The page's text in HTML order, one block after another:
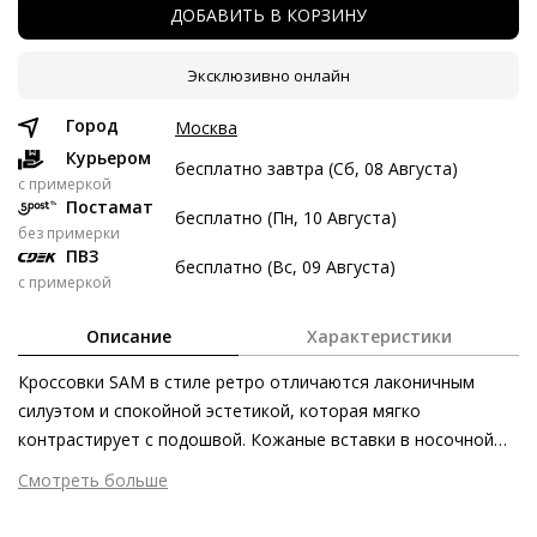
7 авг
21 авг
4 сен
18 сен
Долями
Разделите стоимость покупки
Заплатите сейчас только часть, а оставшееся будем
списывать каждые две недели
4 547 ₽ сейчас
Затем по 4 547 ₽ раз в 2 недели
ДОБАВИТЬ В КОРЗИНУ
Эксклюзивно онлайн
Город
Москва
Курьером
c примеркой
бесплатно завтра (Сб, 08 Августа)
Постамат
без примерки
бесплатно (Пн, 10 Августа)
ПВЗ
с примеркой
бесплатно (Вс, 09 Августа)
Описание Характеристики
Кроссовки SAM в стиле ретро отличаются лаконичным
силуэтом и спокойной эстетикой, которая мягко
контрастирует с подошвой. Кожаные вставки в носочной
части и в области пятки подчёркивают элегантность и
любовь к деталям, с которой выполнены эти тёмно-синие
Смотреть больше